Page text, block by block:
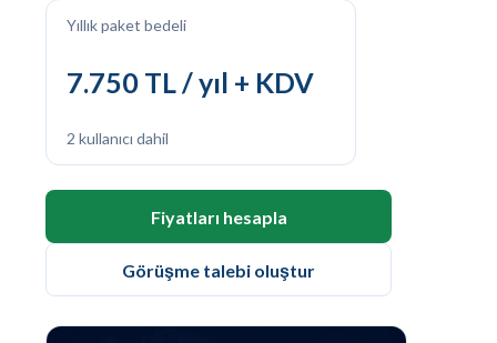
Yıllık paket bedeli
7.750 TL / yıl + KDV
2 kullanıcı dahil
Fiyatları hesapla
Görüşme talebi oluştur